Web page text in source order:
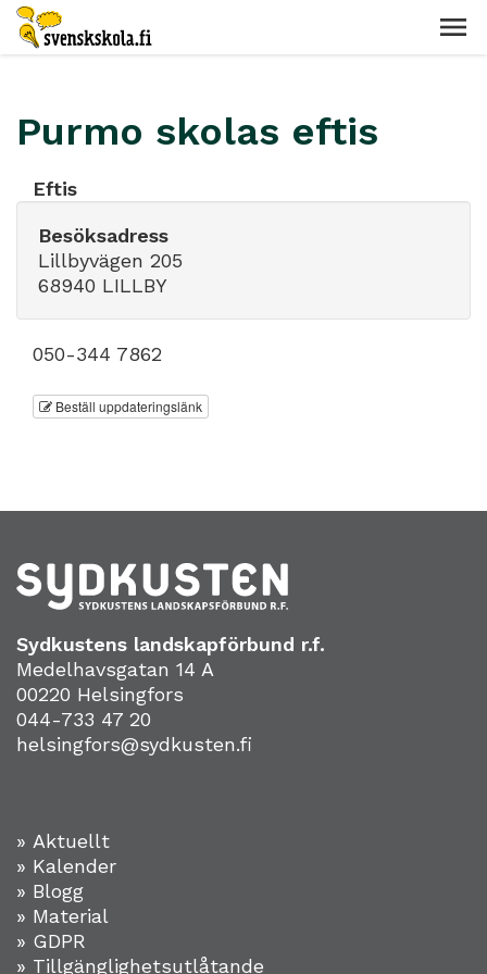
Purmo skolas eftis
Eftis
Besöksadress
Lillbyvägen 205
68940 LILLBY
050-344 7862
Beställ uppdateringslänk
Sydkustens landskapförbund r.f.
Medelhavsgatan 14 A
00220 Helsingfors
044-733 47 20
helsingfors@sydkusten.fi
» Aktuellt
» Kalender
» Blogg
» Material
» GDPR
» Tillgänglighetsutlåtande